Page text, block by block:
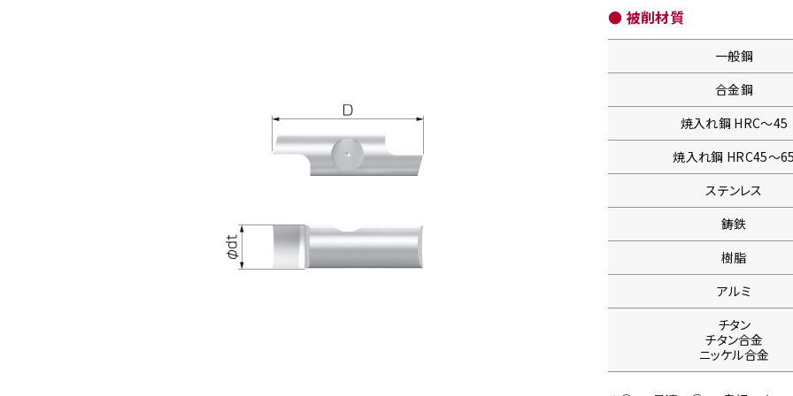
● 被削材質
一般鋼
合金鋼
焼入れ鋼 HRC〜45
焼入れ鋼 HRC45〜65
ステンレス
鋳鉄
樹脂
アルミ
チタン
チタン合金
ニッケル合金